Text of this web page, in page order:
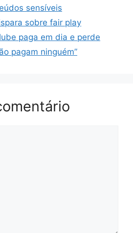
sensíveis
sobre fair play
paga em dia e perde
pagam ninguém”